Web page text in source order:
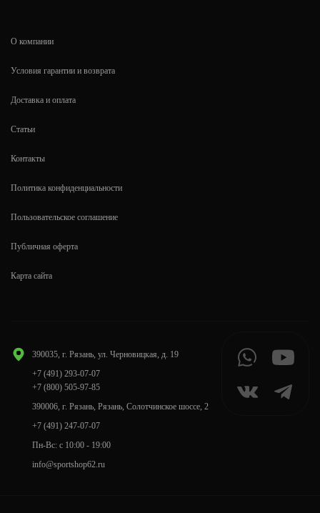
390035, г. Рязань, ул. Черновицкая, д. 19
+7 (491) 293-07-07
+7 (800) 505-97-85
390006, г. Рязань, Рязань, Солотчинское шоссе, 2
+7 (491) 247-07-07
Пн-Вс: с 10:00 - 19:00
info@sportshop62.ru
О компании
Условия гарантии и возврата
Доставка и оплата
Статьи
Контакты
Политика конфиденциальности
Пользовательское соглашение
Публичная оферта
Карта сайта